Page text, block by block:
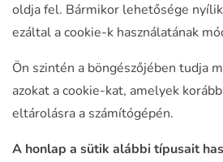
oldja fel. Bármikor lehetősége
ezáltal a cookie-k használatának
Ön szintén a böngészőjében tudja
azokat a cookie-kat, amelyek
eltárolásra a számítógépén.
A honlap a sütik alábbi típusait